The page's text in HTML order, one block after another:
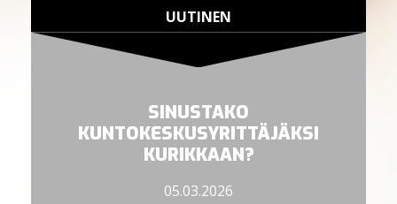
UUTINEN
SINUSTAKO
KUNTOKESKUSYRITTÄJÄKSI
KURIKKAAN?
05.03.2026